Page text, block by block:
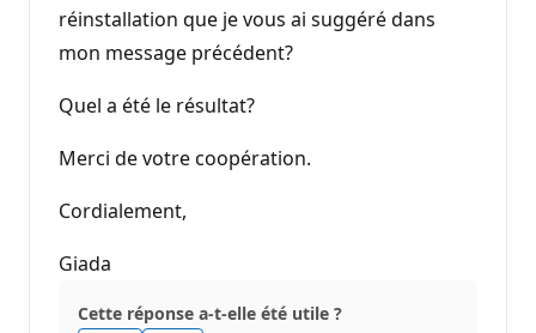
réinstallation que je vous ai suggéré dans
mon message précédent?
Quel a été le résultat?
Merci de votre coopération.
Cordialement,
Giada
Cette réponse a-t-elle été utile ?